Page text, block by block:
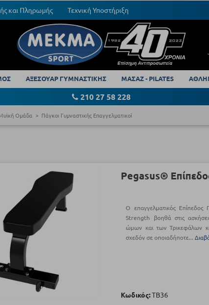
και Πληρωμής Τεχνική Υποστήριξη
ΑΞΕΣΟΥΑΡ ΓΥΜΝΑΣΤΙΚΗΣ ΜΑΣΑΖ - PILATES
210 27 58 228
Ομάδα Πάγκοι Γυμναστικής Επαγγελματικοί
Pegasus®
Ο επαγγελματικός Επίπεδος
Strength βοηθά στις
ώμων και των Τρικεφάλων
σχεδόν σε οποιαδήποτε...
Κωδικός:TB36